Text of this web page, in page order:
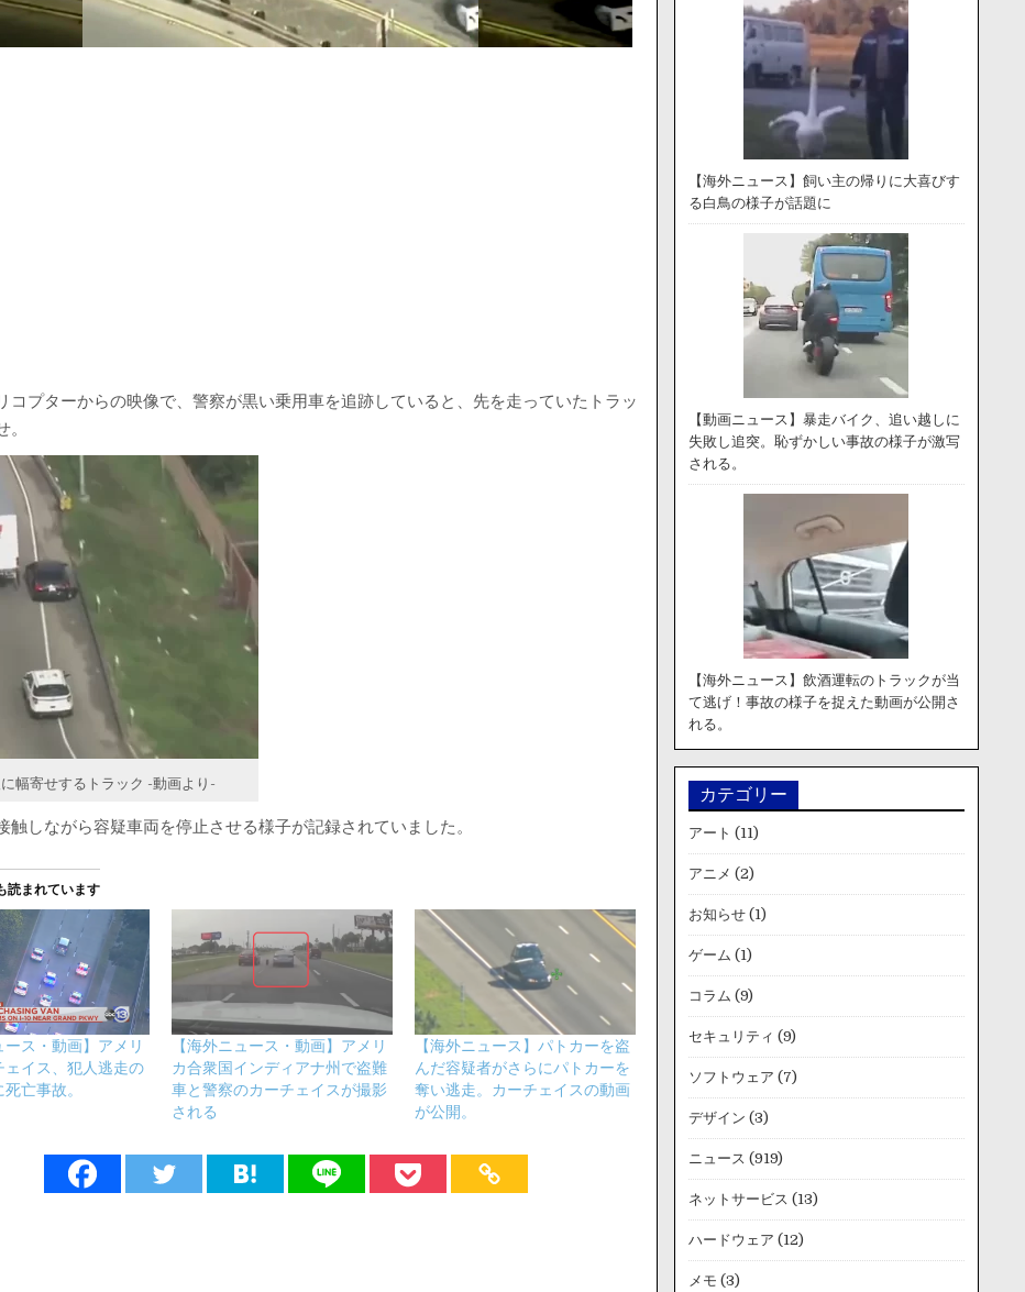
コプターからの映像で、警察が黒い乗用車を追跡していると、先を走っていたトラッ
。
幅寄せするトラック -動画より-
触しながら容疑車両を停止させる様子が記録されていました。
読まれています
ース・動画】アメリ
ェイス、犯人逃走の
亡事故。
【海外ニュース・動画】アメリ
カ合衆国インディアナ州で盗難
車と警察のカーチェイスが撮影
される
【海外ニュース】パトカーを盗
んだ容疑者がさらにパトカーを
奪い逃走。カーチェイスの動画
が公開。
【海外ニュース】飼い主の帰りに大喜びす
る白鳥の様子が話題に
【動画ニュース】暴走バイク、追い越しに
失敗し追突。恥ずかしい事故の様子が激写
される。
【海外ニュース】飲酒運転のトラックが当
て逃げ！事故の様子を捉えた動画が公開さ
れる。
カテゴリー
アート (11)
アニメ (2)
お知らせ(1)
ゲーム (1)
コラム (9)
セキュリティ (9)
ソフトウェア (7)
デザイン (3)
ニュース (919)
ネットサービス (13)
ハードウェア (12)
メモ (3)